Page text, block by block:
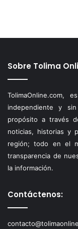
Sobre Tolima
TolimaOnline.com,
independiente y
propósito a través
noticias, historias y
región; todo en el
transparencia de
la información.
Contáctenos: